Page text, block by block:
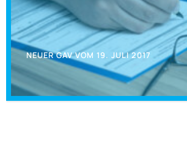
NEUER GAV VOM 19. JULI 2017